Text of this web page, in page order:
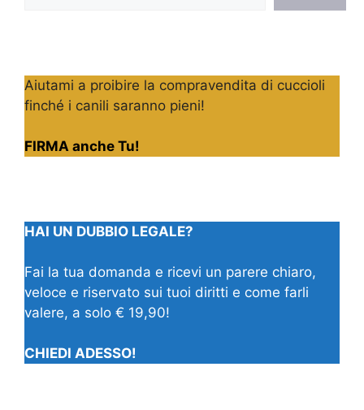
Aiutami a proibire la compravendita di cuccioli
finché i canili saranno pieni!
FIRMA anche Tu!
HAI UN DUBBIO LEGALE?
Fai la tua domanda e ricevi un parere chiaro,
veloce e riservato sui tuoi diritti e come farli
valere, a solo € 19,90!
CHIEDI ADESSO!